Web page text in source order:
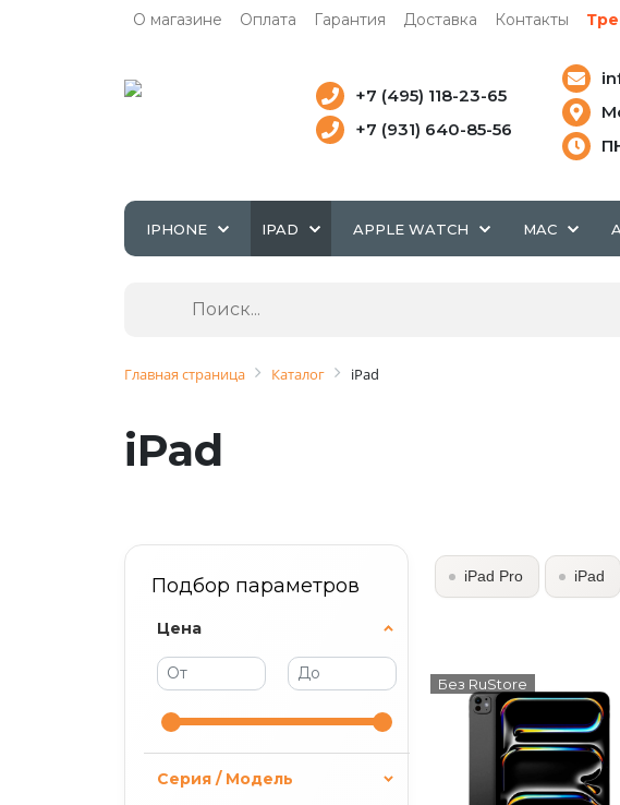
О магазине Оплата Гарантия Доставка Контакты
+7 (495) 118-23-65
+7 (931) 640-85-56
IPHONE IPAD APPLE WATCH MAC
Главная страница Каталог iPad
iPad
Подбор параметров
Цена
Серия / Модель
iPad Pro iPad
Без RuStore